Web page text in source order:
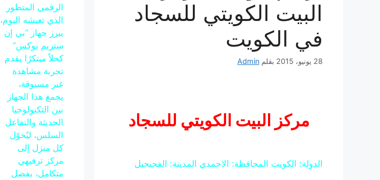
البيت الكويتي للسجاد
في الكويت
28 يونيو، 2015 بقلم Admin
مركز البيت الكويتي للسجاد
الدولة: الكويت المحافظة: الاحمدي المدينة: الفحيحيل
الرقمي المتطور
الذي تعيشه اليوم،
يبرز جهاز “بي إن
ستريم بوكس”
كحلاً مبتكرًا يقدم
تجربة مشاهدة
غير مسبوقة،
يجمع هذا الجهاز
بين التكنولوجيا
الحديثة والتفاعل
السلس، ليُحوّل
كل منزل إلى
مركز ترفيهي
متكامل، بفضل